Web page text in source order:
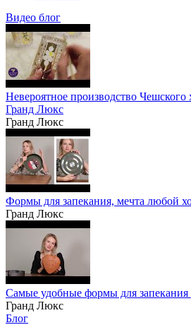
Видео блог
Невероятное производство Чешского
Гранд Люкс
Гранд Люкс
Формы для запекания, мечта любой
Гранд Люкс
Самые удобные формы для
Гранд Люкс
Блог